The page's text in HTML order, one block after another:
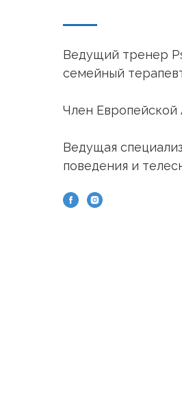
Ведущий тренер
семейный
Член Европейской
Ведущая
поведения и